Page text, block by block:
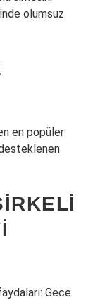
olumsuz
en popüler
Gece